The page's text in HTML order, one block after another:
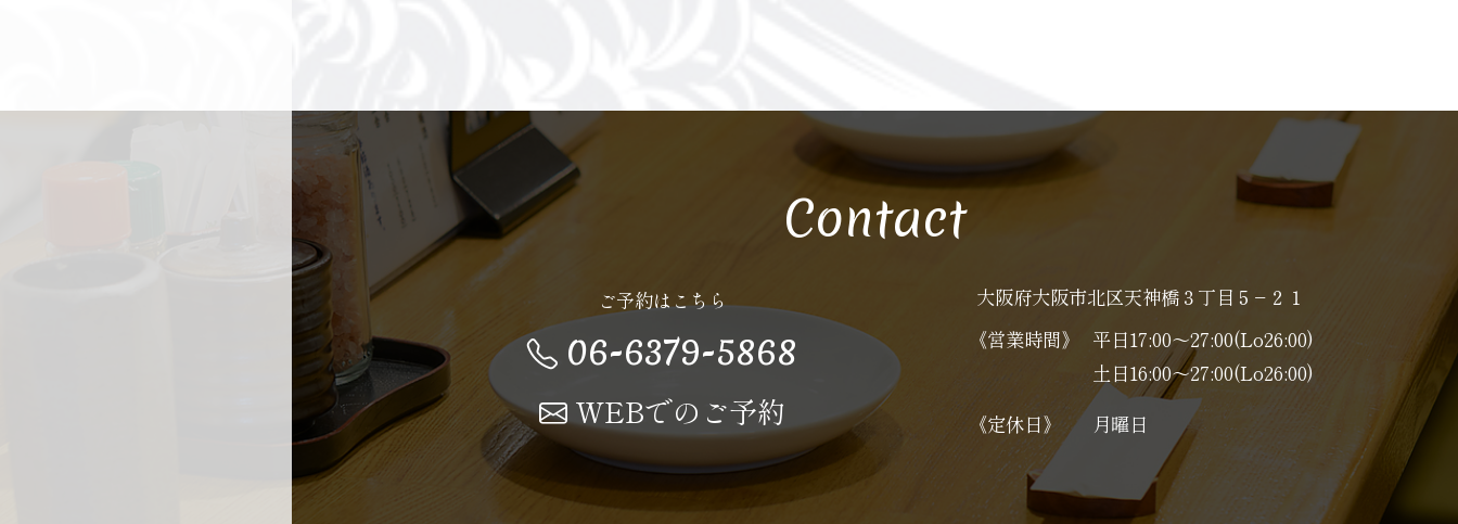
Contact
ご予約はこちら
06-6379-5868
WEBでのご予約
大阪府大阪市北区天神橋３丁目５−２１
《営業時間》
平日17:00～27:00(Lo26:00)
土日16:00～27:00(Lo26:00)
《定休日》
月曜日